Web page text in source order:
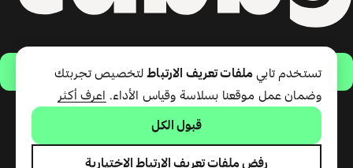
حمّل التطبيق
تقدّم شركة تابي ذ.م.م خدمة الدفع
تستخدم تابي ملفات تعريف الارتباطلتخصيص تجربتك
وضمان عمل موقعنا بسلاسة وقياس الأداء.
اعرف أكثر
قبول الكل
رفض ملفات تعريف الارتباط الاختيارية